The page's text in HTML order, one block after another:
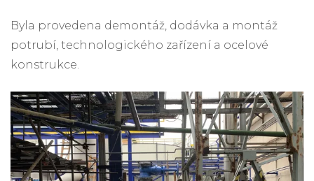
Byla provedena demontáž, dodávka a montáž
potrubí, technologického zařízení a ocelové
konstrukce.